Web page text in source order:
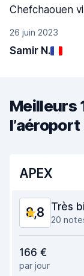
26 juin 2023
Samir N.
Chefchaouen
Meilleurs
APEX
8,8 Très
20
Recherche facile
166 €
par jour